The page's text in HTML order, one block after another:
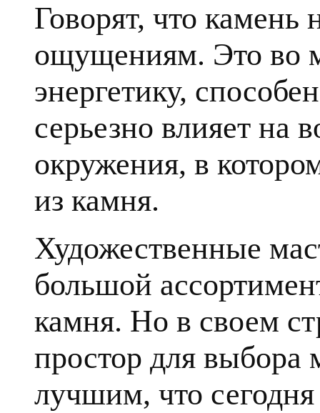
Говорят, что
ощущениям. Это во
энергетику,
серьезно влияет на
окружения, в
из камня.
Художественные
большой
камня. Но в своем
простор для выбора
лучшим, что